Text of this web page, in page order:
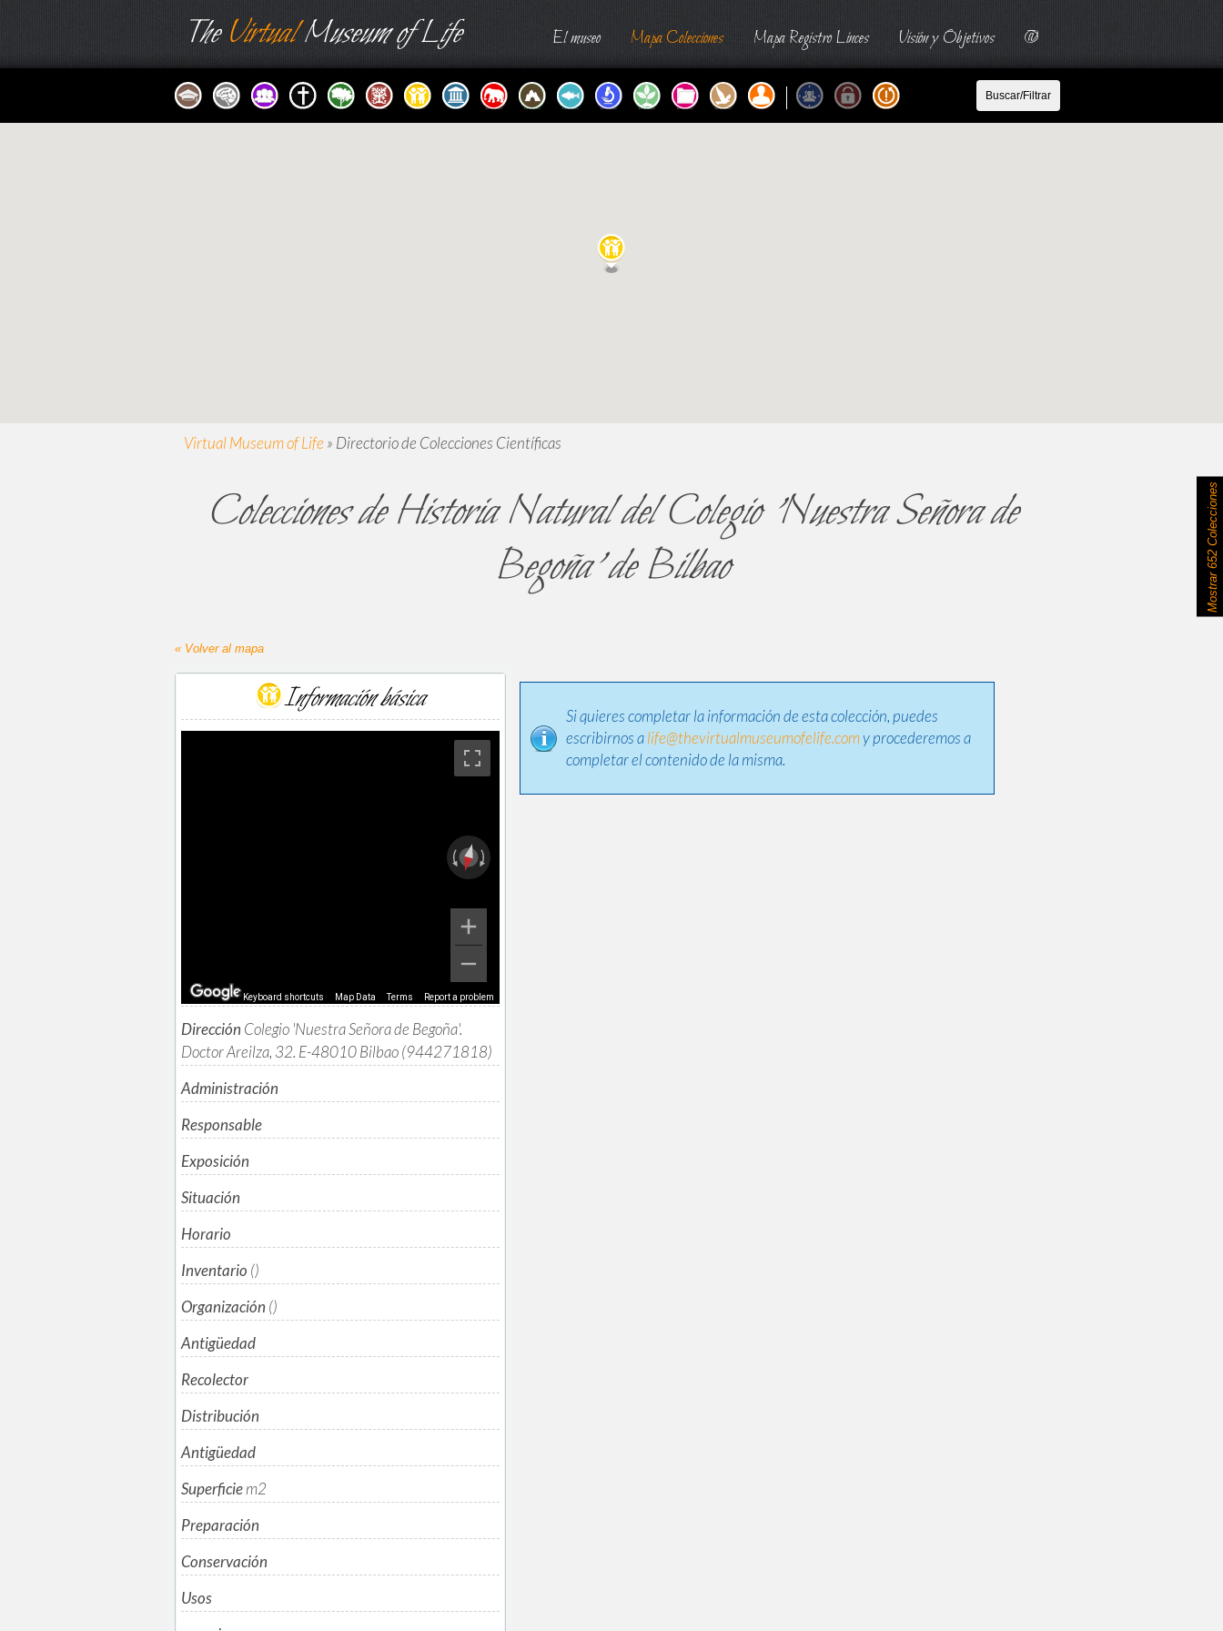
TheVirtualMuseum of Life El museo Mapa Colecciones Mapa Registro Linces Visión y Objetivos @
Mostrar
652 Colecciones
Virtual Museum of Life » Directorio de Colecciones Científicas
Colecciones de Historia Natural del Colegio 'Nuestra Señora de
Begoña' de Bilbao
« Volver al mapa
Información básica
Keyboard shortcuts Map Data Terms Report a problem
Dirección Colegio 'Nuestra Señora de Begoña'.
Doctor Areilza, 32. E-48010 Bilbao (944271818)
Administración
Responsable
Exposición
Situación
Horario
Inventario ()
Organización ()
Antigüedad
Recolector
Distribución
Antigüedad
Superficiem2
Preparación
Conservación
Usos
Si quieres completar la información de esta colección, puedes
escribirnos alife@thevirtualmuseumofelife.comy procederemos a
completar el contenido de la misma.